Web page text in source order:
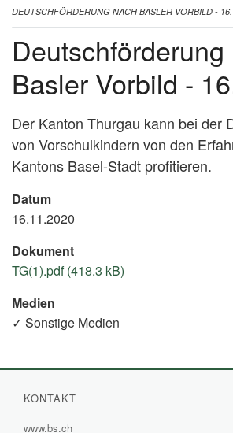
DEUTSCHFÖRDERUNG NACH BASLER VORBILD -
Deutschförderung
Basler Vorbild -
Der Kanton Thurgau kann bei der
von Vorschulkindern von den
Kantons Basel-Stadt profitieren.
Datum
16.11.2020
Dokument
TG(1).pdf (418.3 kB)
Medien
✓ Sonstige Medien
KONTAKT
www.bs.ch